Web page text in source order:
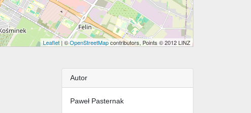
Leaflet | ©OpenStreetMapcontributors, Points © 2012 LINZ
Autor
Paweł Pasternak